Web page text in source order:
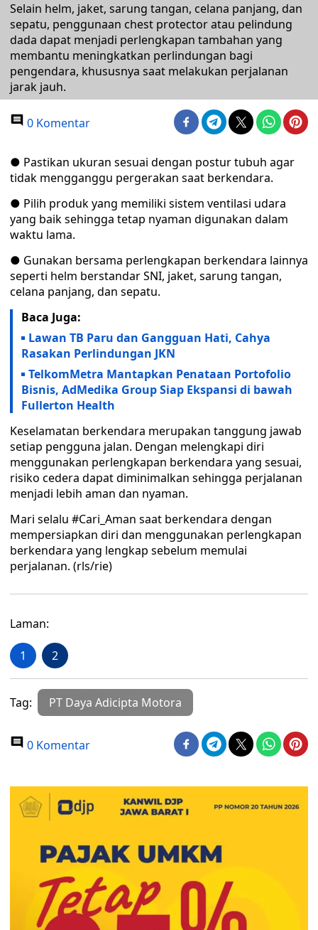
Selain helm, jaket, sarung tangan, celana panjang, dan
sepatu, penggunaan chest protector atau pelindung
dada dapat menjadi perlengkapan tambahan yang
membantu meningkatkan perlindungan bagi
pengendara, khususnya saat melakukan perjalanan
jarak jauh.
0 Komentar
● Pastikan ukuran sesuai dengan postur tubuh agar
tidak mengganggu pergerakan saat berkendara.
● Pilih produk yang memiliki sistem ventilasi udara
yang baik sehingga tetap nyaman digunakan dalam
waktu lama.
● Gunakan bersama perlengkapan berkendara lainnya
seperti helm berstandar SNI, jaket, sarung tangan,
celana panjang, dan sepatu.
Baca Juga:
Lawan TB Paru dan Gangguan Hati, Cahya
Rasakan Perlindungan JKN
TelkomMetra Mantapkan Penataan Portofolio
Bisnis, AdMedika Group Siap Ekspansi di bawah
Fullerton Health
Keselamatan berkendara merupakan tanggung jawab
setiap pengguna jalan. Dengan melengkapi diri
menggunakan perlengkapan berkendara yang sesuai,
risiko cedera dapat diminimalkan sehingga perjalanan
menjadi lebih aman dan nyaman.
Mari selalu #Cari_Aman saat berkendara dengan
mempersiapkan diri dan menggunakan perlengkapan
berkendara yang lengkap sebelum memulai
perjalanan. (rls/rie)
Laman:
1 2
Tag: PT Daya Adicipta Motora
0 Komentar